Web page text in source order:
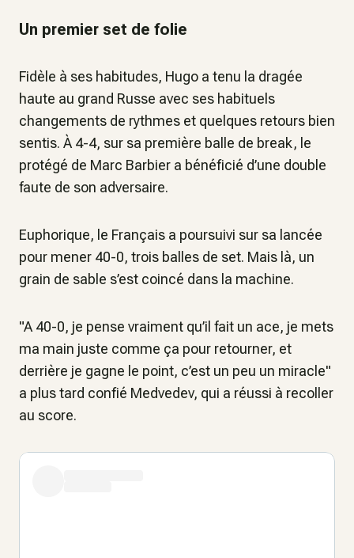
Un premier set de folie
Fidèle à ses habitudes, Hugo a tenu la dragée
haute au grand Russe avec ses habituels
changements de rythmes et quelques retours bien
sentis. À 4-4, sur sa première balle de break, le
protégé de Marc Barbier a bénéficié d’une double
faute de son adversaire.
Euphorique, le Français a poursuivi sur sa lancée
pour mener 40-0, trois balles de set. Mais là, un
grain de sable s’est coincé dans la machine.
"A 40-0, je pense vraiment qu’il fait un ace, je mets
ma main juste comme ça pour retourner, et
derrière je gagne le point, c’est un peu un miracle"
a plus tard confié Medvedev, qui a réussi à recoller
au score.